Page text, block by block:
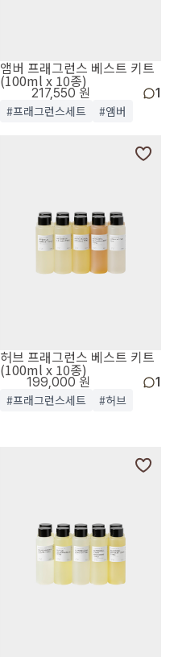
앰버 프래그런스 베스트 키트
(100ml x 10종)
217,550 원 1
#프래그런스세트 #앰버
허브 프래그런스 베스트 키트
(100ml x 10종)
199,000 원 1
#프래그런스세트 #허브